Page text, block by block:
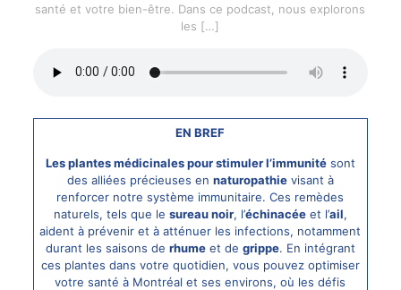
santé et votre bien-être. Dans ce podcast, nous explorons
les […]
EN BREF
Les plantes médicinales pour stimuler l’immunitésont
des alliées précieuses en naturopathievisant à
renforcer notre système immunitaire. Ces remèdes
naturels, tels que le sureau noir, l’échinacéeet l’ail,
aident à prévenir et à atténuer les infections, notamment
durant les saisons de rhumeet de grippe. En intégrant
ces plantes dans votre quotidien, vous pouvez optimiser
votre santé à Montréal et ses environs, où les défis